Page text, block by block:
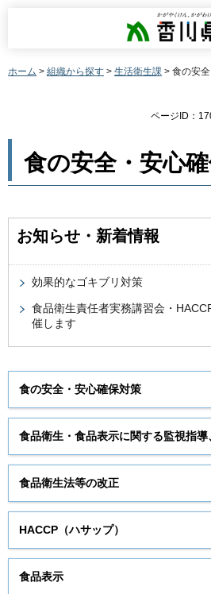
香川県
ホーム > 組織から探す > 生活衛生課 > 食の安
ページID：
食の安全・安心
お知らせ・新着情報
効果的なゴキブリ対策
食品衛生責任者実務講習会・
催します
食の安全・安心確保対策
食品衛生・食品表示に関する監視指導
食品衛生法等の改正
HACCP（ハサップ）
食品表示